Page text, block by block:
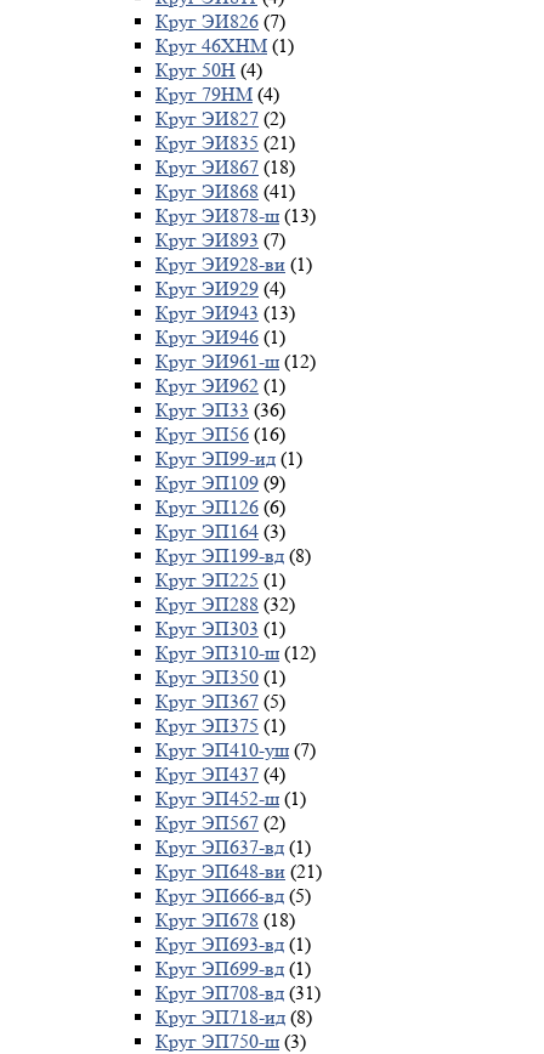
Круг ЭИ826 (7)
Круг 46ХНМ (1)
Круг 50Н (4)
Круг 79НМ (4)
Круг ЭИ827 (2)
Круг ЭИ835 (21)
Круг ЭИ867 (18)
Круг ЭИ868 (41)
Круг ЭИ878-ш (13)
Круг ЭИ893 (7)
Круг ЭИ928-ви (1)
Круг ЭИ929 (4)
Круг ЭИ943 (13)
Круг ЭИ946 (1)
Круг ЭИ961-ш (12)
Круг ЭИ962 (1)
Круг ЭП33 (36)
Круг ЭП56 (16)
Круг ЭП99-ид (1)
Круг ЭП109 (9)
Круг ЭП126 (6)
Круг ЭП164 (3)
Круг ЭП199-вд (8)
Круг ЭП225 (1)
Круг ЭП288 (32)
Круг ЭП303 (1)
Круг ЭП310-ш (12)
Круг ЭП350 (1)
Круг ЭП367 (5)
Круг ЭП375 (1)
Круг ЭП410-уш (7)
Круг ЭП437 (4)
Круг ЭП452-ш (1)
Круг ЭП567 (2)
Круг ЭП637-вд (1)
Круг ЭП648-ви (21)
Круг ЭП666-вд (5)
Круг ЭП678 (18)
Круг ЭП693-вд (1)
Круг ЭП699-вд (1)
Круг ЭП708-вд (31)
Круг ЭП718-ид (8)
Круг ЭП750-ш (3)